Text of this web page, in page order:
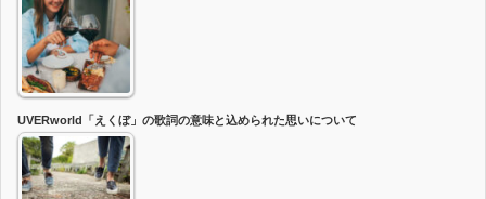
UVERworld「えくぼ」の歌詞の意味と込められた思いについて